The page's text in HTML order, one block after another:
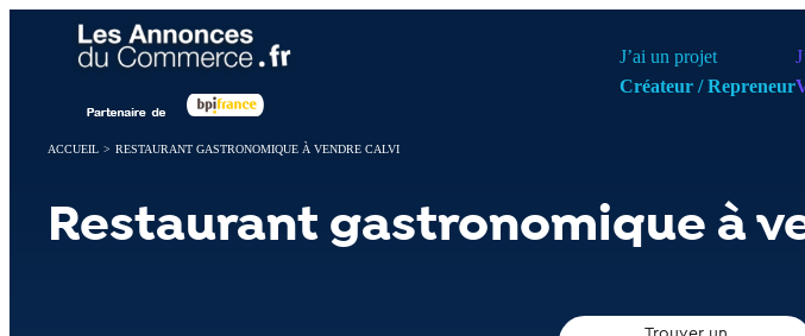
J’ai un projet
Créateur / Repreneur
ACCUEIL > RESTAURANT GASTRONOMIQUE À VENDRE CALVI
Restaurant gastronomique à
Panneau de gestion des cookies